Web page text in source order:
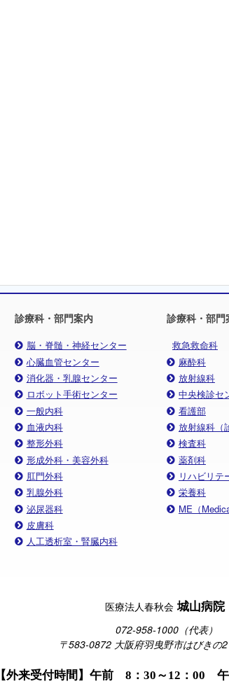
診療科・部門案内
脳・脊髄・神経センター
心臓血管センター
消化器・乳腺センター
ロボット手術センター
一般内科
血液内科
整形外科
形成外科・美容外科
肛門外科
乳腺外科
泌尿器科
皮膚科
人工透析室・腎臓内科
診療科・部門
救急救命科
麻酔科
放射線科
中央検診セ
看護部
放射線科（
検査科
薬剤科
リハビリテ
栄養科
ME（
医療法人春秋会 城山病院
072-958-1000（代表）
〒583-0872 大阪府羽曳野市はびきの
【外来受付時間】午前 8：30～12：00